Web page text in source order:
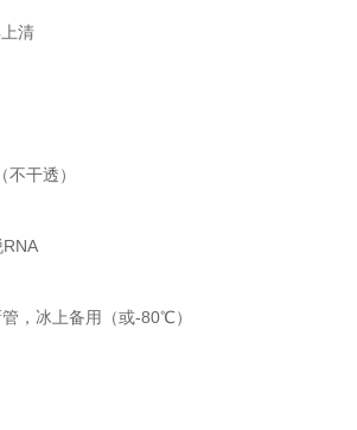
清
干透）
，冰上备用（或-80℃）